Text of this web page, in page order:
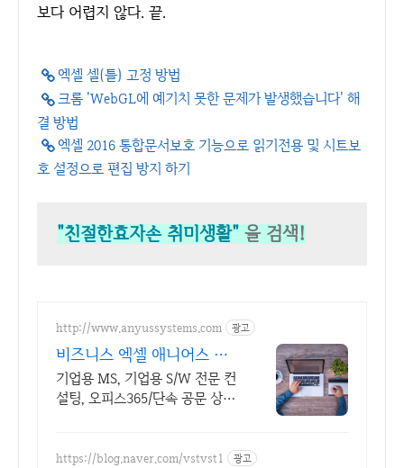
보다 어렵지 않다. 끝.
엑셀 셀(틀) 고정 방법
크롬 'WebGL에 예기치 못한 문제가 발생했습니다' 해
결 방법
엑셀 2016 통합문서보호 기능으로 읽기전용 및 시트보
호 설정으로 편집 방지 하기
"친절한효자손 취미생활" 을 검색!
http://www.anyussystems.com 광고
비즈니스 엑셀 애니어스 고
객과 소통하는 IT 파트너
기업용 MS, 기업용 S/W 전문 컨
설팅, 오피스365/단속 공문 상담,
적화된 상담을 제공합니다.
https://blog.naver.com/vstvst1 광고